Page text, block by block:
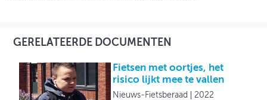
GERELATEERDE DOCUMENTEN
Fietsen met oortjes, het
risico lijkt mee te vallen
Nieuws-Fietsberaad 2022